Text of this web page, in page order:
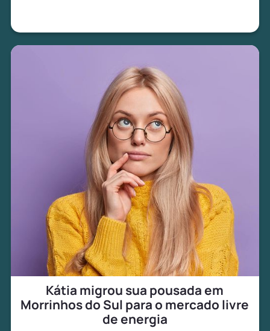
Kátia migrou sua pousada em
Morrinhos do Sul para o mercado livre
de energia